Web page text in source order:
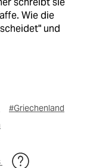
Wie die
und
#Griechenland